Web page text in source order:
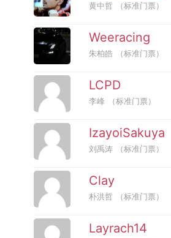
黄中哲 （标准门票）
Weeracing
朱柏皓 （标准门票）
LCPD
李峰 （标准门票）
IzayoiSakuya
刘禹涛 （标准门票）
Clay
朴洪哲 （标准门票）
Layrach14